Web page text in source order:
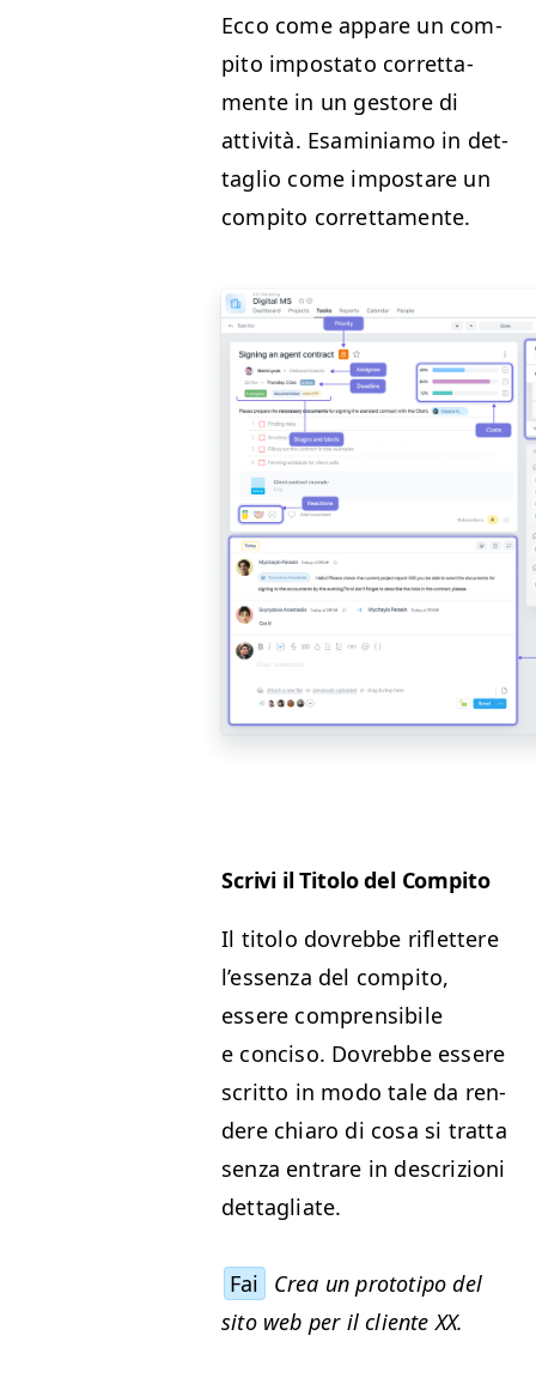
Ecco come appare un com­
pi­to imposta­to cor­ret­ta­
mente in un gestore di
attiv­ità. Esamini­amo in det­
taglio come impostare un
com­pi­to correttamente.
Scrivi il Tito­lo del Compito
Il tito­lo dovrebbe riflet­tere
l’essen­za del com­pi­to,
essere com­pren­si­bile
e con­ciso. Dovrebbe essere
scrit­to in modo tale da ren­
dere chiaro di cosa si trat­ta
sen­za entrare in descrizioni
dettagliate.
Fai
Crea un pro­totipo del
sito web per il clienteXX.